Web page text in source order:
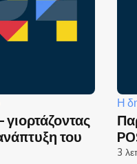
του
Η
3